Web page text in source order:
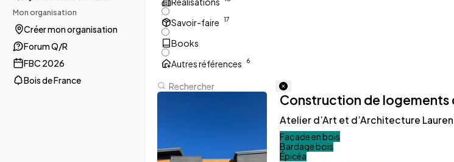
Mon organisation
Créer mon organisation
Forum Q/R
FBC 2026
Bois de France
Savoir-faire 17
Books
Autres références
6
Construction de
Atelier d’Art et d’Architecture
Façade en bois
Bardage bois
Épicéa